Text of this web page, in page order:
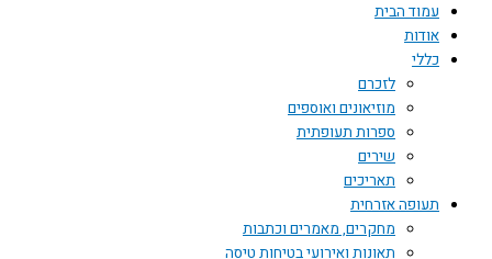
עמוד הבית
אודות
כללי
לזכרם
מוזיאונים ואוספים
ספרות תעופתית
שירים
תאריכים
תעופה אזרחית
מחקרים, מאמרים וכתבות
תאונות ואירועי בטיחות טיסה